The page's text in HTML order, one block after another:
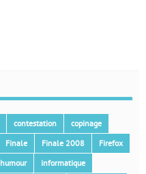
contestation
copinage
Finale Finale 2008
Firefox
humour
informatique